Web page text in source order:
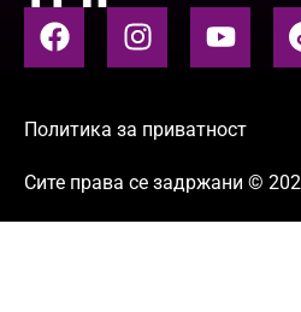
Политика за приватност
Сите права се задржани ©